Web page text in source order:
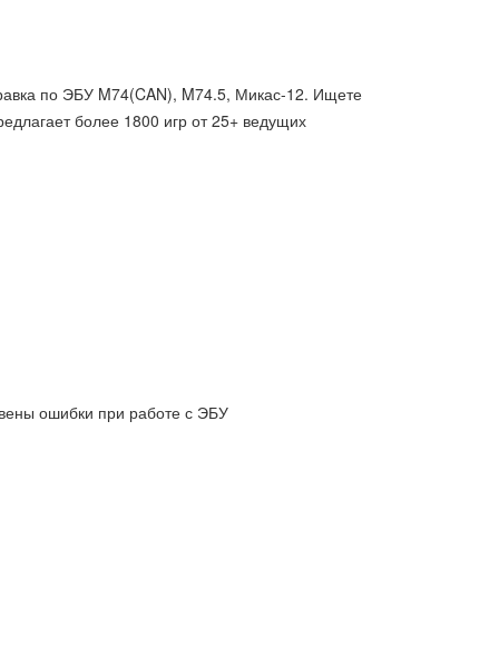
по ЭБУ M74(CAN), M74.5, Микас-12. Ищете
более 1800 игр от 25+ ведущих
ошибки при работе с ЭБУ